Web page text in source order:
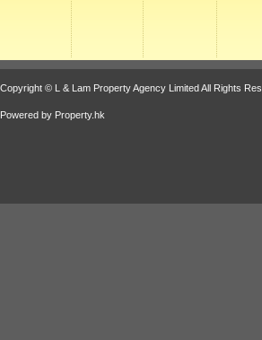
Copyright © L & Lam Property Agency Limited All Rights
Powered by Property.hk